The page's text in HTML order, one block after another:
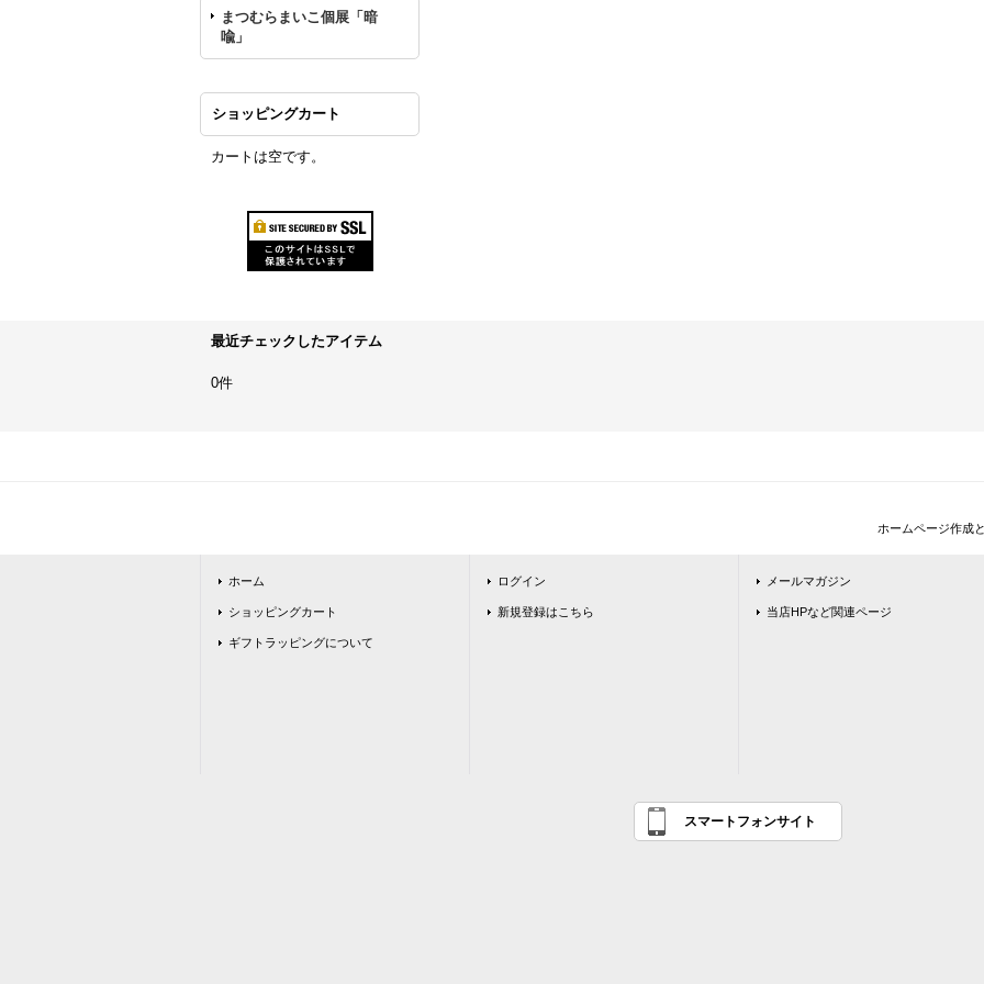
まつむらまいこ個展「暗
喩」
ショッピングカート
カートは空です。
最近チェックしたアイテム
0件
ホームページ作成
ホーム
ショッピングカート
ギフトラッピングについて
ログイン
新規登録はこちら
メールマガジン
当店HPなど関連ページ
スマートフォンサイト